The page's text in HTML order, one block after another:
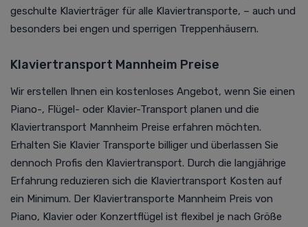
geschulte Klavierträger für alle Klaviertransporte, – auch und
besonders bei engen und sperrigen Treppenhäusern.
Klaviertransport Mannheim Preise
Wir erstellen Ihnen ein kostenloses Angebot, wenn Sie einen
Piano-, Flügel- oder Klavier-Transport planen und die
Klaviertransport Mannheim Preise erfahren möchten.
Erhalten Sie Klavier Transporte billiger und überlassen Sie
dennoch Profis den Klaviertransport. Durch die langjährige
Erfahrung reduzieren sich die Klaviertransport Kosten auf
ein Minimum. Der Klaviertransporte Mannheim Preis von
Piano, Klavier oder Konzertflügel ist flexibel je nach Größe